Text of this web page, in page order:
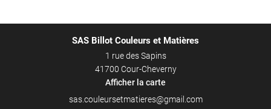
SAS Billot Couleurs et Matières
1 rue des Sapins
41700 Cour-Cheverny
Afficher la carte